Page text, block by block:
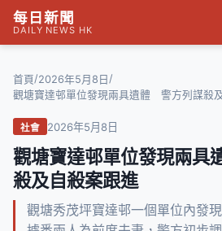
每日新聞
DAILY NEWS HK
首頁/2026年5月8日 /
觀塘寶達邨單位發現兩具遺體 警方列謀殺
社會 2026年5月8日
觀塘寶達邨單位發現兩
殺及自殺案跟進
觀塘秀茂坪寶達邨一個單位內發